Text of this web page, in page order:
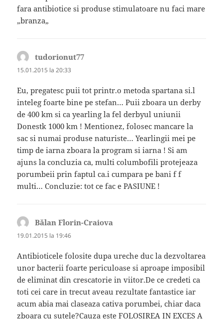
fara antibiotice si produse stimulatoare nu faci mare
„branza„
tudorionut77
15.01.2015 la 20:33
Eu, pregatesc puii tot printr.o metoda spartana si.l
inteleg foarte bine pe stefan… Puii zboara un derby
de 400 km si ca yearling la fel derbyul uniunii
Donestk 1000 km ! Mentionez, folosec mancare la
sac si numai produse naturiste… Yearlingii mei pe
timp de iarna zboara la program si iarna ! Si am
ajuns la concluzia ca, multi columbofili protejeaza
porumbeii prin faptul ca.i cumpara pe bani f f
multi… Concluzie: tot ce fac e PASIUNE !
Bălan Florin-Craiova
19.01.2015 la 19:46
Antibioticele folosite dupa ureche duc la dezvoltarea
unor bacterii foarte periculoase si aproape imposibil
de eliminat din crescatorie in viitor.De ce credeti ca
toti cei care in trecut aveau rezultate fantastice iar
acum abia mai claseaza cativa porumbei, chiar daca
zboara cu sutele?Cauza este FOLOSIREA IN EXCES A